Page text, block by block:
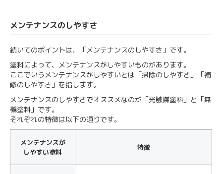
メンテナンスのしやすさ
続いてのポイントは、「メンテナンスのしやすさ」です。
塗料によって、メンテナンスがしやすいものがあります。
ここでいうメンテナンスがしやすいとは「掃除のしやすさ」「補
修のしやすさ」を指します。
メンテナンスのしやすさでオススメなのが「光触媒塗料」と「無
機塗料」です。
それぞれの特徴は以下の通りです。
メンテナンスが
しやすい塗料
特徴